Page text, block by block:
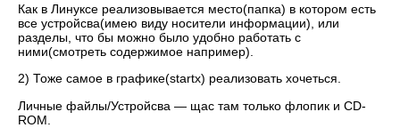
Как в Линуксе реализовывается место(папка) в котором есть
все устройсва(имею виду носители информации), или
разделы, что бы можно было удобно работать с
ними(смотреть содержимое например).
2) Тоже самое в графике(startx) реализовать хочеться.
Личные файлы/Устройсва — щас там только флопик и CD-
ROM.